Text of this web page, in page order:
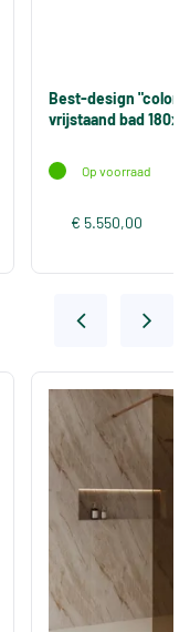
Best-design
vrijstaand bad
Op voorraad
€ 5.550,00